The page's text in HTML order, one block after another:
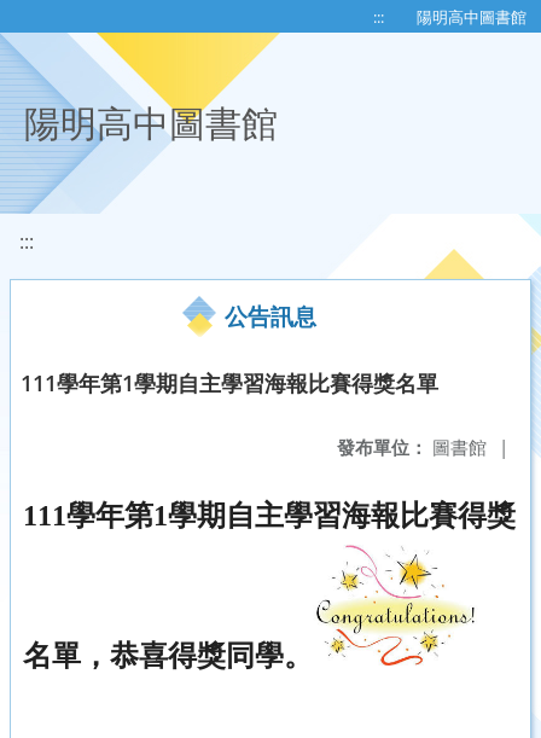
::: 陽明高中圖書館
陽明高中圖書館
:::
公告訊息
111學年第1學期自主學習海報比賽得獎名單
發布單位： 圖書館 |
111學年第1學期自主學習海報比賽得獎
名單，恭喜得獎同學。